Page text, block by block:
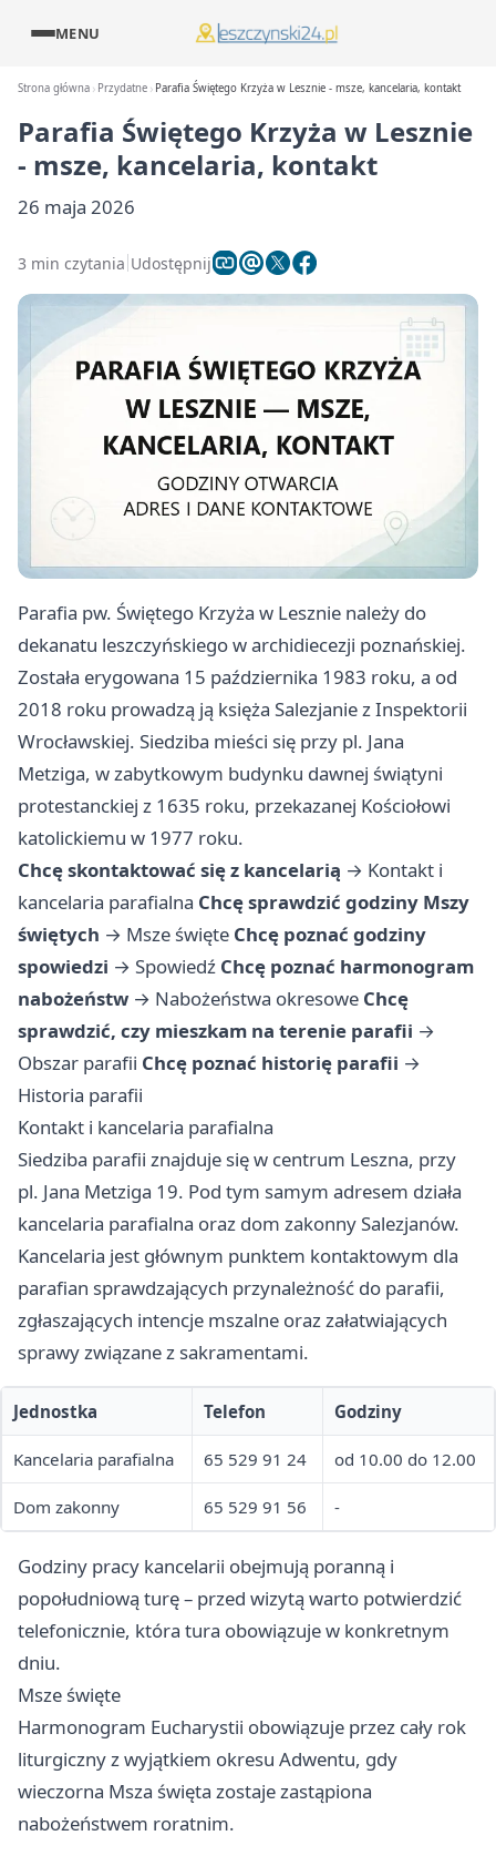
MENU
Strona główna Przydatne Parafia Świętego Krzyża w Lesznie - msze, kancelaria, kontakt
Parafia Świętego Krzyża w Lesznie
- msze, kancelaria, kontakt
26 maja 2026
3 min czytania Udostępnij
Parafia pw. Świętego Krzyża w Lesznie należy do
dekanatu leszczyńskiego w archidiecezji poznańskiej.
Została erygowana 15 października 1983 roku, a od
2018 roku prowadzą ją księża Salezjanie z Inspektorii
Wrocławskiej. Siedziba mieści się przy pl. Jana
Metziga, w zabytkowym budynku dawnej świątyni
protestanckiej z 1635 roku, przekazanej Kościołowi
katolickiemu w 1977 roku.
Chcę skontaktować się z kancelarią → Kontakt i
kancelaria parafialna Chcę sprawdzić godziny Mszy
świętych → Msze święte Chcę poznać godziny
spowiedzi → Spowiedź Chcę poznać harmonogram
nabożeństw → Nabożeństwa okresowe Chcę
sprawdzić, czy mieszkam na terenie parafii →
Obszar parafii Chcę poznać historię parafii →
Historia parafii
Kontakt i kancelaria parafialna
Siedziba parafii znajduje się w centrum Leszna, przy
pl. Jana Metziga 19. Pod tym samym adresem działa
kancelaria parafialna oraz dom zakonny Salezjanów.
Kancelaria jest głównym punktem kontaktowym dla
parafian sprawdzających przynależność do parafii,
zgłaszających intencje mszalne oraz załatwiających
sprawy związane z sakramentami.
Jednostka Telefon Godziny
Kancelaria parafialna 65 529 91 24 od 10.00 do 12.00
Dom zakonny 65 529 91 56 -
Godziny pracy kancelarii obejmują poranną i
popołudniową turę – przed wizytą warto potwierdzić
telefonicznie, która tura obowiązuje w konkretnym
dniu.
Msze święte
Harmonogram Eucharystii obowiązuje przez cały rok
liturgiczny z wyjątkiem okresu Adwentu, gdy
wieczorna Msza święta zostaje zastąpiona
nabożeństwem roratnim.